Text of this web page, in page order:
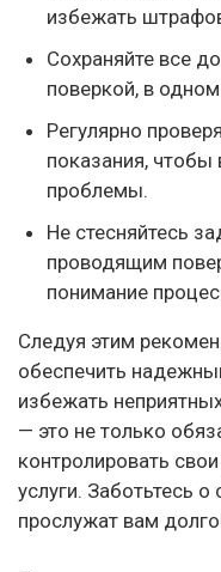
избежать
Сохраняйте все
поверкой, в
Регулярно
показания,
проблемы.
Не стесняйтесь
проводящим
понимание
Следуя этим
обеспечить
избежать
— это не только
контролировать
услуги. Заботьтесь о
прослужат вам